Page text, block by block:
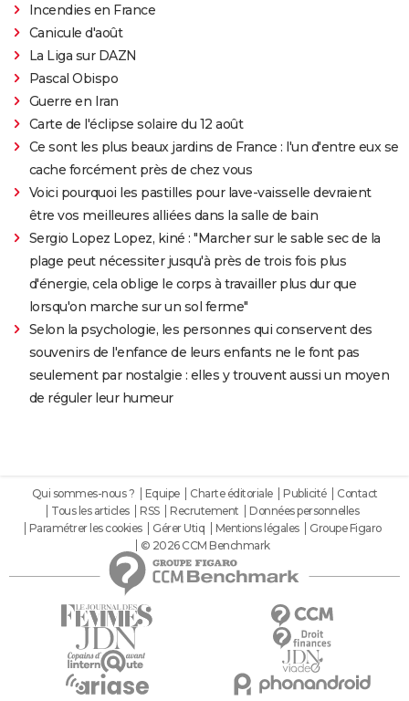
Incendies en France
Canicule d'août
La Liga sur DAZN
Pascal Obispo
Guerre en Iran
Carte de l'éclipse solaire du 12 août
Ce sont les plus beaux jardins de France : l'un d'entre eux se
cache forcément près de chez vous
Voici pourquoi les pastilles pour lave-vaisselle devraient
être vos meilleures alliées dans la salle de bain
Sergio Lopez Lopez, kiné : "Marcher sur le sable sec de la
plage peut nécessiter jusqu'à près de trois fois plus
d'énergie, cela oblige le corps à travailler plus dur que
lorsqu'on marche sur un sol ferme"
Selon la psychologie, les personnes qui conservent des
souvenirs de l'enfance de leurs enfants ne le font pas
seulement par nostalgie : elles y trouvent aussi un moyen
de réguler leur humeur
Qui sommes-nous ? Equipe Charte éditoriale Publicité
Contact
Tous les articles
RSS Recrutement
Données personnelles
Paramétrer les cookies
Gérer Utiq Mentions légales
Groupe Figaro
© 2026 CCM Benchmark